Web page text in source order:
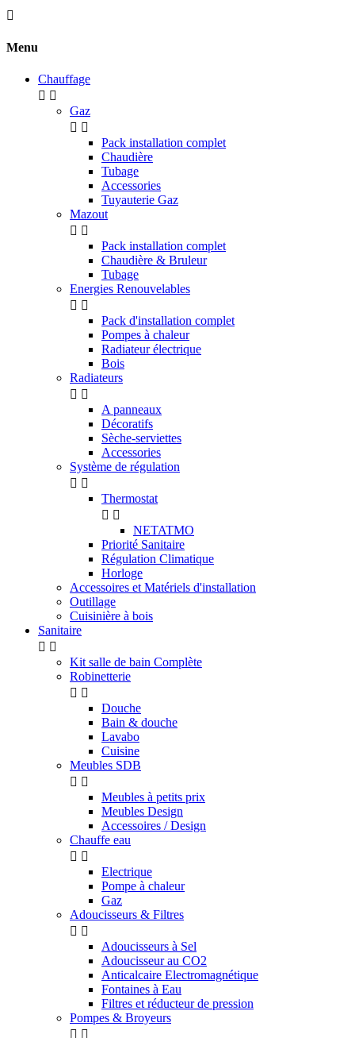

Menu
Chauffage
 
Gaz
 
Pack installation complet
Chaudière
Tubage
Accessories
Tuyauterie Gaz
Mazout
 
Pack installation complet
Chaudière & Bruleur
Tubage
Energies Renouvelables
 
Pack d'installation complet
Pompes à chaleur
Radiateur électrique
Bois
Radiateurs
 
A panneaux
Décoratifs
Sèche-serviettes
Accessories
Système de régulation
 
Thermostat
 
NETATMO
Priorité Sanitaire
Régulation Climatique
Horloge
Accessoires et Matériels d'installation
Outillage
Cuisinière à bois
Sanitaire
 
Kit salle de bain Complète
Robinetterie
 
Douche
Bain & douche
Lavabo
Cuisine
Meubles SDB
 
Meubles à petits prix
Meubles Design
Accessoires / Design
Chauffe eau
 
Electrique
Pompe à chaleur
Gaz
Adoucisseurs & Filtres
 
Adoucisseurs à Sel
Adoucisseur au CO2
Anticalcaire Electromagnétique
Fontaines à Eau
Filtres et réducteur de pression
Pompes & Broyeurs
 